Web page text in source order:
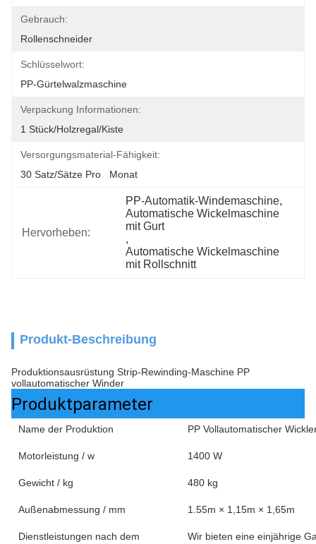
Gebrauch:
Rollenschneider
Schlüsselwort:
PP-Gürtelwalzmaschine
Verpackung Informationen:
1 Stück/Holzregal/Kiste
Versorgungsmaterial-Fähigkeit:
30 Satz/Sätze Pro   Monat
Hervorheben:
PP-Automatik-Windemaschine,
Automatische Wickelmaschine
mit Gurt
,
Automatische Wickelmaschine
mit Rollschnitt
Produkt-Beschreibung
Produktionsausrüstung Strip-Rewinding-Maschine PP
vollautomatischer Winder
Produktparameter
Name der Produktion PP Vollautomatischer
Motorleistung / w 1400 W
Gewicht / kg 480 kg
Außenabmessung / mm 1.55m × 1,15m × 1,65m
Dienstleistungen nach dem
Wir bieten eine einjährige